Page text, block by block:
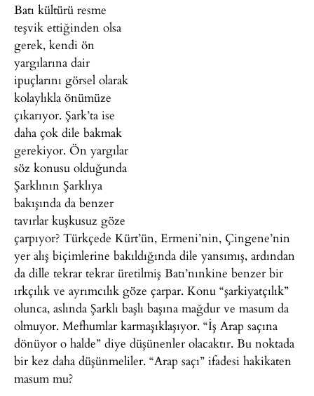
Batı kültürü resme
teşvik ettiğinden olsa
gerek, kendi ön
yargılarına dair
ipuçlarını görsel olarak
kolaylıkla önümüze
çıkarıyor. Şark’ta ise
daha çok dile bakmak
gerekiyor. Ön yargılar
söz konusu olduğunda
Şarklının Şarklıya
bakışında da benzer
tavırlar kuşkusuz göze
çarpıyor? Türkçede Kürt’ün, Ermeni’nin, Çingene’nin
yer alış biçimlerine bakıldığında dile yansımış, ardından
da dille tekrar tekrar üretilmiş Batı’nınkine benzer bir
ırkçılık ve ayrımcılık göze çarpar. Konu “şarkiyatçılık”
olunca, aslında Şarklı başlı başına mağdur ve masum da
olmuyor. Mefhumlar karmaşıklaşıyor. “İş Arap saçına
dönüyor o halde” diye düşünenler olacaktır. Bu noktada
bir kez daha düşünmeliler. “Arap saçı” ifadesi hakikaten
masum mu?